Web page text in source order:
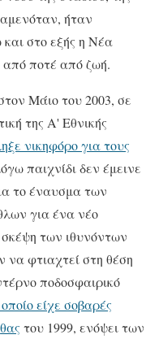
ήταν
στο εξής η Νέα
από ποτέ από ζωή.
Μάιο του 2003, σε
της Α' Εθνικής
νικηφόρο για τους
παιχνίδι δεν έμεινε
το έναυσμα των
για ένα νέο
των ιθυνόντων
φτιαχτεί στη θέση
ποδοσφαιρικό
είχε σοβαρές
του 1999, ενόψει των